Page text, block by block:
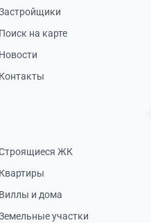
Поиск на карте
Новости
Контакты
ЖК
Квартиры
Виллы и дома
участки